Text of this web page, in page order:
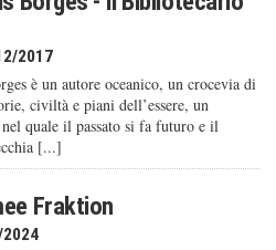
2017
è un autore oceanico, un crocevia di
civiltà e piani dell’essere, un
quale il passato si fa futuro e il
[...]
Fraktion